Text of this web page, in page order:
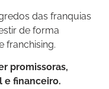
das franquias
de forma
franchising.
promissoras,
e financeiro.